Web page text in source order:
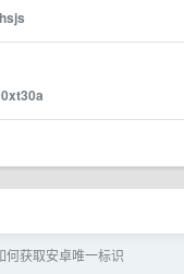
何获取安卓唯一标识